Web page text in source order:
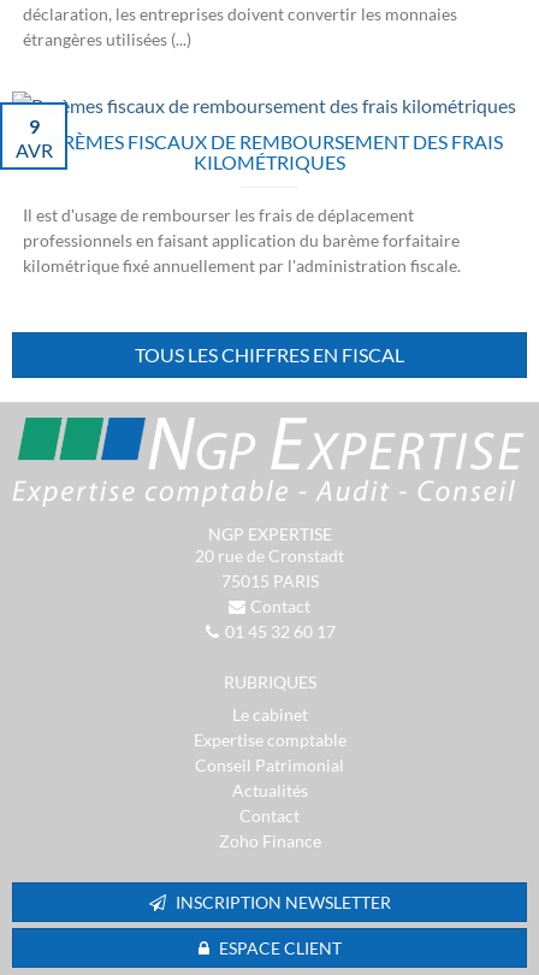
déclaration, les entreprises doivent convertir les monnaies
étrangères utilisées (...)
BARÈMES FISCAUX DE REMBOURSEMENT DES FRAIS
KILOMÉTRIQUES
9
AVR
Il est d'usage de rembourser les frais de déplacement
professionnels en faisant application du barème forfaitaire
kilométrique fixé annuellement par l'administration fiscale.
TOUS LES CHIFFRES EN FISCAL
NGP EXPERTISE
20 rue de Cronstadt
75015 PARIS
Contact
01 45 32 60 17
RUBRIQUES
Le cabinet
Expertise comptable
Conseil Patrimonial
Actualités
Contact
Zoho Finance
INSCRIPTION NEWSLETTER
ESPACE CLIENT